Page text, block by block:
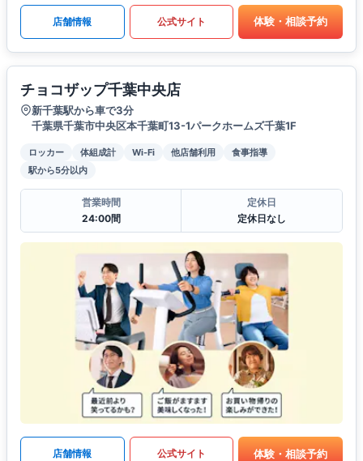
店舗情報 公式サイト 体験・相談予約
チョコザップ千葉中央店
新千葉駅から車で3分
千葉県千葉市中央区本千葉町13-1パークホームズ千葉1F
ロッカー 体組成計 Wi-Fi 他店舗利用
食事指導
駅から5分以内
営業時間
24:00間
定休日
定休日なし
店舗情報 公式サイト 体験・相談予約